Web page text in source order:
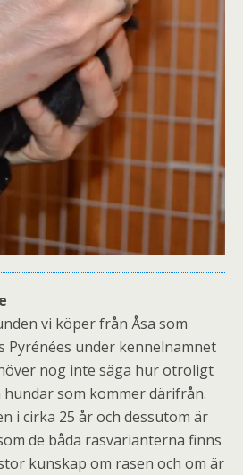
vi köper från Åsa som
Pyrénées under kennelnamnet
nog inte säga hur otroligt
hundar som kommer därifrån.
i cirka 25 år och dessutom är
de båda rasvarianterna finns
kunskap om rasen och om är